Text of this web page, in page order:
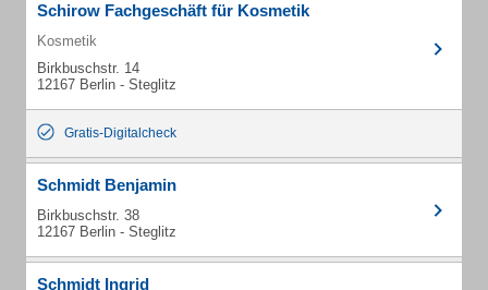
Schirow Fachgeschäft für Kosmetik
Kosmetik
Birkbuschstr. 14
12167 Berlin - Steglitz
Gratis-Digitalcheck
Schmidt Benjamin
Birkbuschstr. 38
12167 Berlin - Steglitz
Schmidt Ingrid